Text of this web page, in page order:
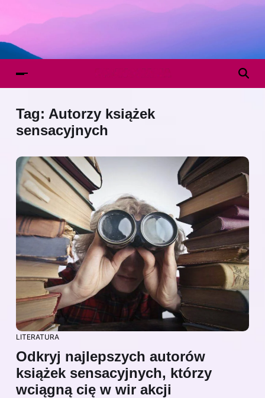
Tag: Autorzy książek
sensacyjnych
LITERATURA
Odkryj najlepszych autorów
książek sensacyjnych, którzy
wciągną cię w wir akcji